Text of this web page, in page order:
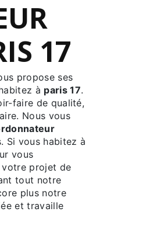
17
propose ses
à paris 17.
faire de qualité,
Nous vous
Si vous habitez à
vous
votre projet de
tout notre
plus notre
et travaille